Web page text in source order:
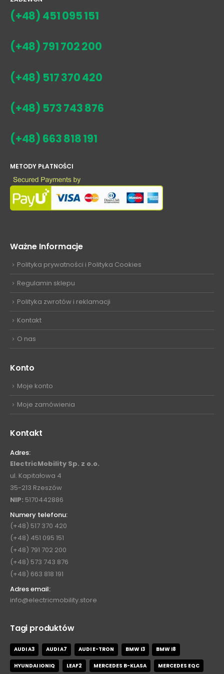
(+48) 451 095 151
(+48) 791 702 200
(+48) 517 370 420
(+48) 573 743 876
(+48) 663 818 191
METODY PŁATNOŚCI
Ważne Informacje
Polityka prywatności i Polityka Cookies
Regulamin sklepu
Polityka zwrotów i reklamacji
Kontakt
O nas
Konto
Moje konto
Moje zamówienia
Kontakt
Adres:
ElectricMobility Sp. z o.o.
ul. Kapitałowa 4
35-213 Rzeszów
NIP: 5170442886
Numery telefonu:
(+48) 517 370 420
(+48) 451 095 151
(+48) 791 702 200
(+48) 573 743 876
(+48) 663 818 191
Adres email:
info@electricmobility.store
Tagi produktów
AUDI A3 AUDI A7 AUDI E-TRON BMW I3 BMW I8
HYUNDAI IONIQ LEAF2 MERCEDES B-KLASA MERCEDES EQC